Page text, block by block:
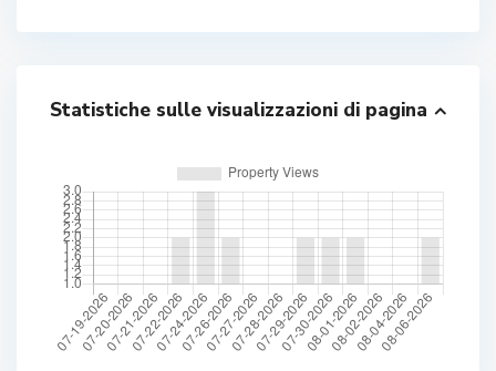
Statistiche sulle visualizzazioni di pagina